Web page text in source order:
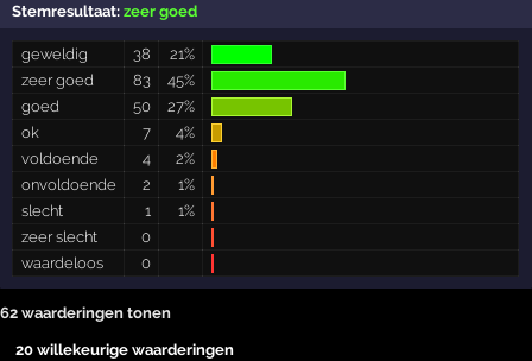
Stemresultaat:zeer goed
geweldig 38
21%
zeer goed
83
45%
goed
50
27%
ok
7
4%
voldoende
4
2%
onvoldoende
2
1%
slecht
1
1%
zeer slecht
0
waardeloos
0
62 waarderingen tonen
20 willekeurige waarderingen